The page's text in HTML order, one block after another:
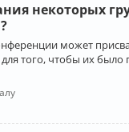
некоторых
может
того, чтобы их